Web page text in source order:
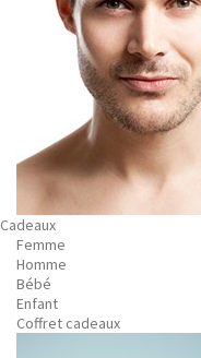
Cadeaux
Femme
Homme
Bébé
Enfant
Coffret cadeaux